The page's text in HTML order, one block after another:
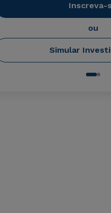
Inscreva-
ou
Simular